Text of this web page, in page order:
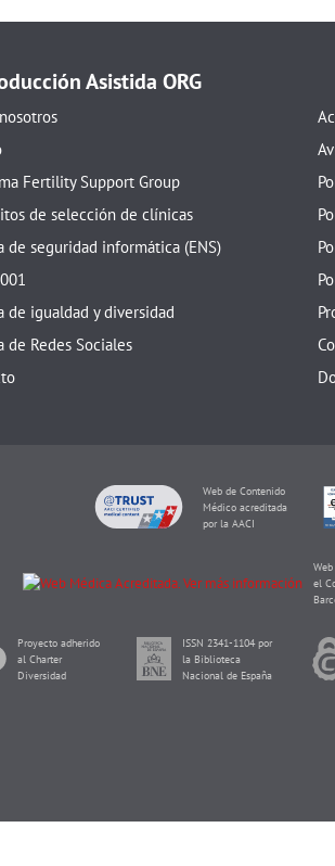
Asistida ORG
Fertility Support Group
de selección de clínicas
de seguridad informática (ENS)
de igualdad y diversidad
de Redes Sociales
Web de Contenido
Médico acreditada
por la AACI
el
Proyecto adherido
al Charter
Diversidad
ISSN 2341-1104 por
la Biblioteca
Nacional de España